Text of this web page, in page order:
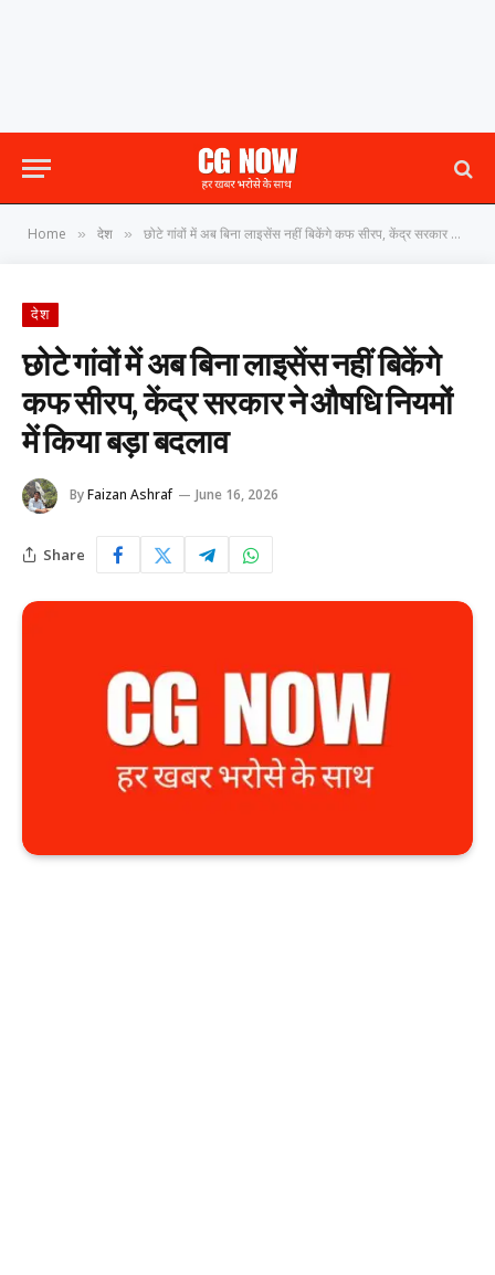
Home » देश » छोटे गांवों में अब बिना लाइसेंस नहीं बिकेंगे कफ सीरप, केंद्र सरकार ने औषधि नियमों में किया बड़ा बदलाव
देश
छोटे गांवों में अब बिना लाइसेंस नहीं बिकेंगे
कफ सीरप, केंद्र सरकार ने औषधि नियमों
में किया बड़ा बदलाव
ByFaizan Ashraf June 16, 2026
Share